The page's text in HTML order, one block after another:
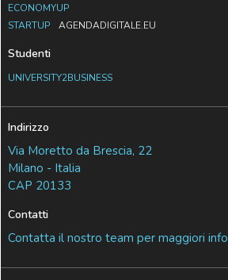
ECONOMYUP
STARTUP
AGENDADIGITALE.EU
Studenti
UNIVERSITY2BUSINESS
Indirizzo
Via Moretto da Brescia, 22
Milano - Italia
CAP 20133
Contatti
Contatta il nostro team per maggiori